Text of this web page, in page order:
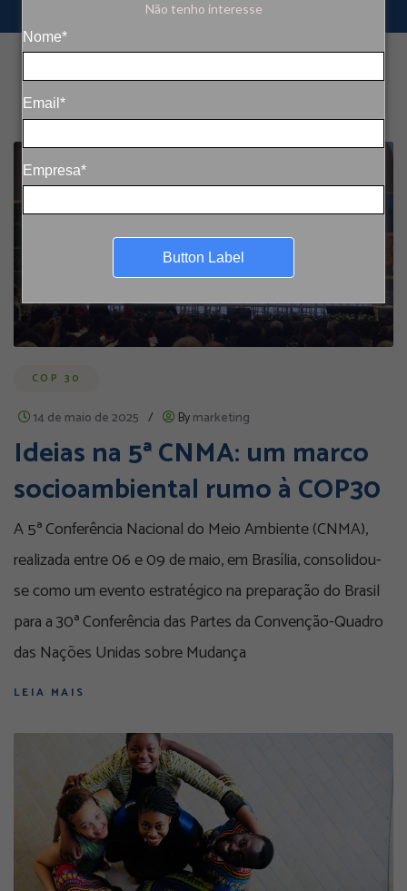
Não tenho interesse
Nome*
Email*
Empresa*
Button Label
COP 30
14 de maio de 2025 / Bymarketing
Ideias na 5ª CNMA: um marco
socioambiental rumo à COP30
A 5ª Conferência Nacional do Meio Ambiente (CNMA),
realizada entre 06 e 09 de maio, em Brasília, consolidou-
se como um evento estratégico na preparação do Brasil
para a 30ª Conferência das Partes da Convenção-Quadro
das Nações Unidas sobre Mudança
LEIA MAIS